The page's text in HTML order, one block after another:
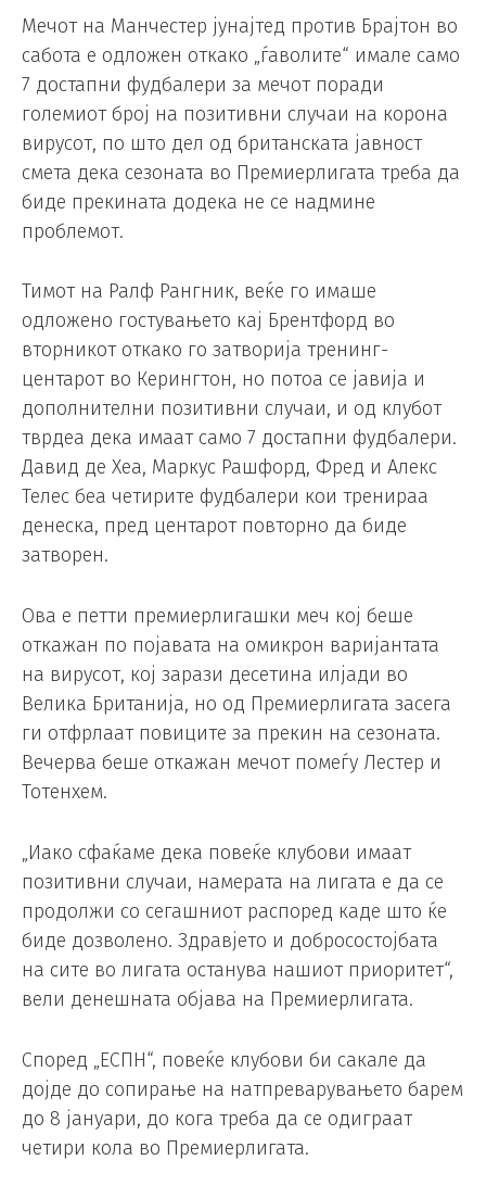
Мечот на Манчестер јунајтед против Брајтон во
сабота е одложен откако „ѓаволите“ имале само
7 достапни фудбалери за мечот поради
големиот број на позитивни случаи на корона
вирусот, по што дел од британската јавност
смета дека сезоната во Премиерлигата треба да
биде прекината додека не се надмине
проблемот.
Тимот на Ралф Рангник, веќе го имаше
одложено гостувањето кај Брентфорд во
вторникот откако го затворија тренинг-
центарот во Керингтон, но потоа се јавија и
дополнителни позитивни случаи, и од клубот
тврдеа дека имаат само 7 достапни фудбалери.
Давид де Хеа, Маркус Рашфорд, Фред и Алекс
Телес беа четирите фудбалери кои тренираа
денеска, пред центарот повторно да биде
затворен.
Ова е петти премиерлигашки меч кој беше
откажан по појавата на омикрон варијантата
на вирусот, кој зарази десетина илјади во
Велика Британија, но од Премиерлигата засега
ги отфрлаат повиците за прекин на сезоната.
Вечерва беше откажан мечот помеѓу Лестер и
Тотенхем.
„Иако сфаќаме дека повеќе клубови имаат
позитивни случаи, намерата на лигата е да се
продолжи со сегашниот распоред каде што ќе
биде дозволено. Здравјето и добросостојбата
на сите во лигата останува нашиот приоритет“,
вели денешната објава на Премиерлигата.
Според „ЕСПН“, повеќе клубови би сакале да
дојде до сопирање на натпреварувањето барем
до 8 јануари, до кога треба да се одиграат
четири кола во Премиерлигата.